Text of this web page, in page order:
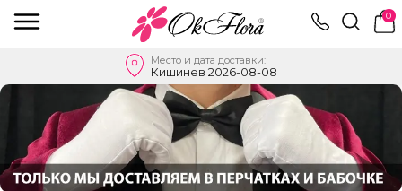
0
Место и дата доставки:
Кишинев 2026-08-08